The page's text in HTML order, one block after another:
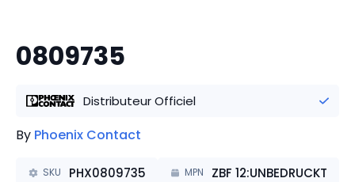
0809735
Distributeur Officiel
By Phoenix Contact
SKU PHX0809735 MPN ZBF 12:UNBEDRUCKT